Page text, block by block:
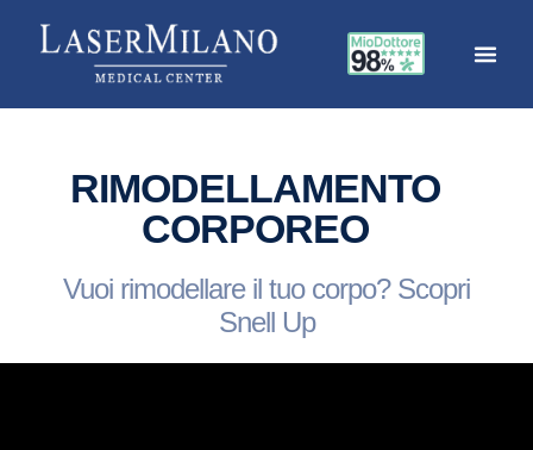
RIMODELLAMENTO
CORPOREO
Vuoi rimodellare il tuo corpo? Scopri
Snell Up